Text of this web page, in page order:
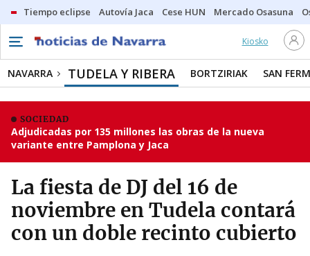
Tiempo eclipse Autovía Jaca Cese HUN Mercado Osasuna
Kiosko
NAVARRA TUDELA Y RIBERA BORTZIRIAK SAN
SOCIEDAD
Adjudicadas por 135 millones las obras de la nueva
variante entre Pamplona y Jaca
La fiesta de DJ del 16 de
noviembre en Tudela contará
con un doble recinto cubierto